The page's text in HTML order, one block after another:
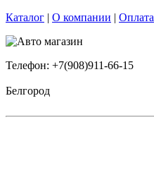
Каталог | О компании | Оплата
Телефон: +7(908)911-66-15
Белгород